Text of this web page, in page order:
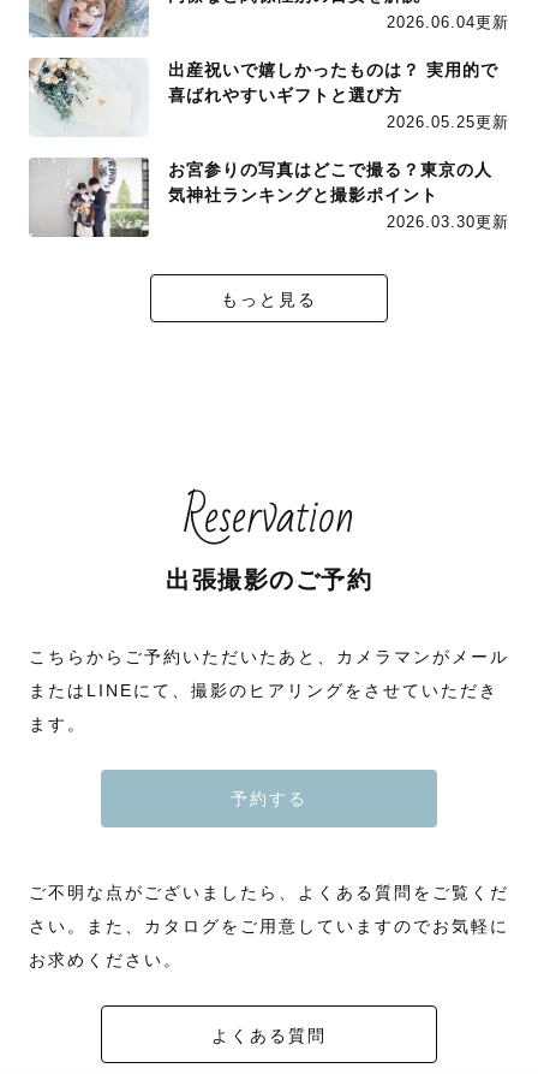
2026.06.04更新
出産祝いで嬉しかったものは？ 実用的で
喜ばれやすいギフトと選び方
2026.05.25更新
お宮参りの写真はどこで撮る？東京の人
気神社ランキングと撮影ポイント
2026.03.30更新
もっと見る
Reservation
出張撮影のご予約
こちらからご予約いただいたあと、カメラマンがメール
またはLINEにて、撮影のヒアリングをさせていただき
ます。
予約する
ご不明な点がございましたら、よくある質問をご覧くだ
さい。また、カタログをご用意していますのでお気軽に
お求めください。
よくある質問